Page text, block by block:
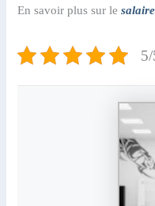
En savoir plus sur le